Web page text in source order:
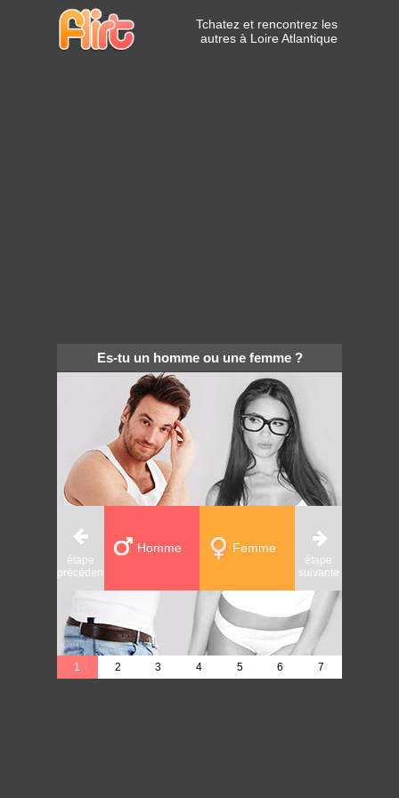
Tchatez et rencontrez les
autres à Loire Atlantique
Es-tu un homme ou une femme ?
étape
précédente
Femme
Homme
étape
suivante
1 2 3 4 5 6 7